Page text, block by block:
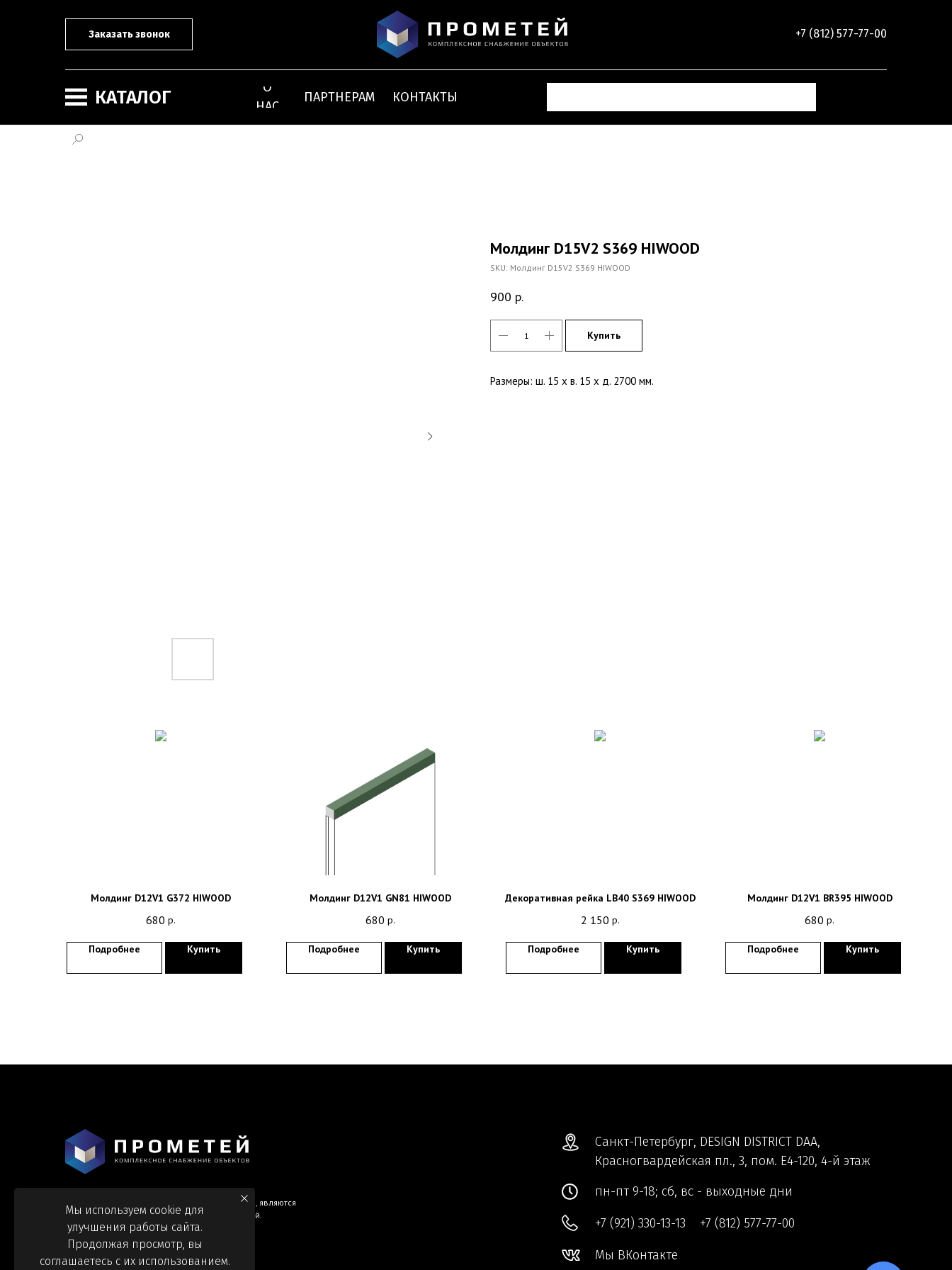
Заказать звонок +7 (812) 577-77-00
КАТАЛОГ
О
НАС
ПАРТНЕРАМ КОНТАКТЫ
Молдинг D15V2 S369 HIWOOD
SKU: Молдинг D15V2 S369 HIWOOD
900 р.
Купить
Размеры: ш. 15 х в. 15 х д. 2700 мм.
Молдинг D12V1 G372 HIWOOD
680 р.
Подробнее Купить
Молдинг D12V1 GN81 HIWOOD
680 р.
Подробнее Купить
Декоративная рейка LB40 S369 HIWOOD
2 150 р.
Подробнее Купить
Молдинг D12V1 BR395 HIWOOD
680 р.
Подробнее Купить
Информация и цены, представленные на сайте, являются
справочными и не являются публичной офертой.
Санкт-Петербург, DESIGN DISTRICT DAA,
Красногвардейская пл., 3, пом. Е4-120, 4-й этаж
пн-пт 9-18; сб, вс - выходные дни
+7 (921) 330-13-13 +7 (812) 577-77-00
Мы ВКонтакте
Мы используем cookie для
улучшения работы сайта.
Продолжая просмотр, вы
соглашаетесь с их использованием.